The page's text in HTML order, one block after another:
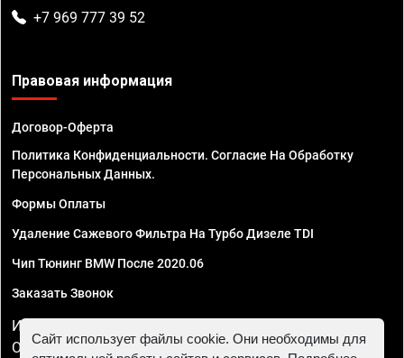
+7 969 777 39 52
Правовая информация
Договор-Оферта
Политика Конфиденциальности. Согласие На Обработку
Персональных Данных.
Формы Оплаты
Удаление Сажевого Фильтра На Турбо Дизеле TDI
Чип Тюнинг BMW После 2020.06
Заказать Звонок
ИП Смирнов Георгий Павлович. ИНН 781302555843,
ОГРНИП 324470400032610
Сайт использует файлы cookie. Они необходимы для